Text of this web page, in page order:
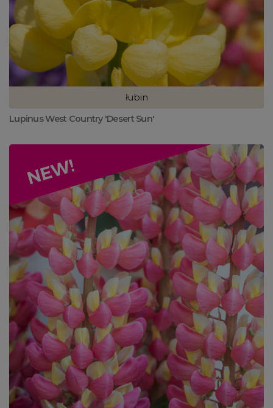
łubin
Lupinus West Country 'Desert Sun'